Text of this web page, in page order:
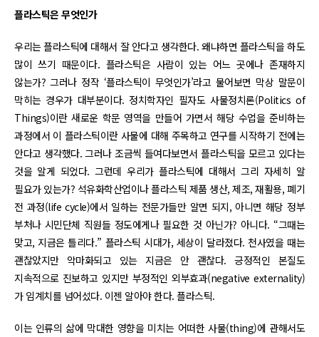
플라스틱은 무엇인가
우리는 플라스틱에 대해서 잘 안다고 생각한다. 왜냐하면 플라스틱을 하도
많이 쓰기 때문이다. 플라스틱은 사람이 있는 어느 곳에나 존재하지
않는가? 그러나 정작 ‘플라스틱이 무엇인가’라고 물어보면 막상 말문이
막히는 경우가 대부분이다. 정치학자인 필자도 사물정치론(Politics of
Things)이란 새로운 학문 영역을 만들어 가면서 해당 수업을 준비하는
과정에서 이 플라스틱이란 사물에 대해 주목하고 연구를 시작하기 전에는
안다고 생각했다. 그러나 조금씩 들여다보면서 플라스틱을 모르고 있다는
것을 알게 되었다. 그런데 우리가 플라스틱에 대해서 그리 자세히 알
필요가 있는가? 석유화학산업이나 플라스틱 제품 생산, 제조, 재활용, 폐기
전 과정(life cycle)에서 일하는 전문가들만 알면 되지, 아니면 해당 정부
부처나 시민단체 직원들 정도에게나 필요한 것 아닌가? 아니다. “그때는
맞고, 지금은 틀리다.” 플라스틱 시대가, 세상이 달라졌다. 천사였을 때는
괜찮았지만 악마화되고 있는 지금은 안 괜찮다. 긍정적인 본질도
지속적으로 진보하고 있지만 부정적인 외부효과(negative externality)
가 임계치를 넘어섰다. 이젠 알아야 한다. 플라스틱.
이는 인류의 삶에 막대한 영향을 미치는 어떠한 사물(thing)에 관해서도